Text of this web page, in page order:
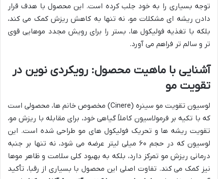
توجه بسیاری را به خود جلب کرده است. این محصول با هدف قرار
دادن ریشه ای مشکلات مو، نه تنها به کاهش ریزش کمک می کند،
بلکه با تغذیه فولیکول ها، بستر را برای رویش مجدد موهایی قوی
تر و سالم تر فراهم می آورد.
آشنایی با ماهیت محصول: رویکردی نوین در
تقویت مو
لوسیون تقویت مو سینره (Cinere) مخصوص خانم ها، محصولی است
که با تکیه بر فرمولاسیون کاملاً گیاهی خود، برای مقابله با ریزش مو،
تقویت ریشه ها و تحریک فولیکول های مو طراحی شده است. این
لوسیون که در حجم ۶۰ میلی لیتر عرضه می شود، نه تنها بر جنبه
درمانی ریزش مو تمرکز دارد، بلکه به بهبود کلی سلامت و ظاهر موها
نیز کمک می کند. تفاوت اصلی این محصول با بسیاری از رقبا، تأکید